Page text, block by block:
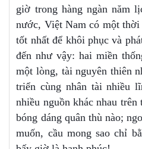
giờ trong hàng ngàn năm
nước, Việt Nam có một
tốt nhất để khôi phục và
đến như vậy: hai miền
một lòng, tài nguyên thiên
triển cùng nhân tài nhiều
nhiều nguồn khác nhau
bóng dáng quân thù nào;
muốn, cầu mong sao chỉ